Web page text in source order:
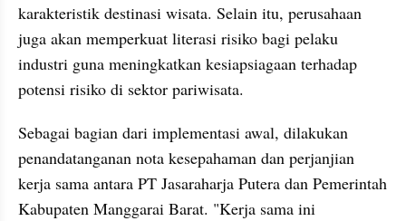
karakteristik destinasi wisata. Selain itu, perusahaan
juga akan memperkuat literasi risiko bagi pelaku
industri guna meningkatkan kesiapsiagaan terhadap
potensi risiko di sektor pariwisata.
Sebagai bagian dari implementasi awal, dilakukan
penandatanganan nota kesepahaman dan perjanjian
kerja sama antara PT Jasaraharja Putera dan Pemerintah
Kabupaten Manggarai Barat. "Kerja sama ini